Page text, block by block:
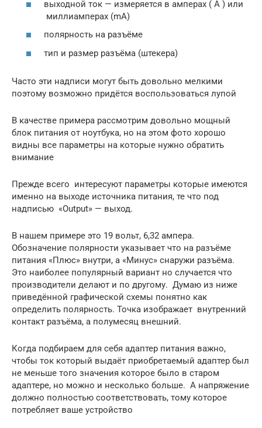
выходной ток — измеряется в амперах ( А ) или
миллиамперах (mA)
полярность на разъёме
тип и размер разъёма (штекера)
Часто эти надписи могут быть довольно мелкими
поэтому возможно придётся воспользоваться лупой
В качестве примера рассмотрим довольно мощный
блок питания от ноутбука, но на этом фото хорошо
видны все параметры на которые нужно обратить
внимание
Прежде всего интересуют параметры которые имеются
именно на выходе источника питания, те что под
надписью «Output» — выход.
В нашем примере это 19 вольт, 6,32 ампера.
Обозначение полярности указывает что на разъёме
питания «Плюс» внутри, а «Минус» снаружи разъёма.
Это наиболее популярный вариант но случается что
производители делают и по другому. Думаю из ниже
приведённой графической схемы понятно как
определить полярность. Точка изображает внутренний
контакт разъёма, а полумесяц внешний.
Когда подбираем для себя адаптер питания важно,
чтобы ток который выдаёт приобретаемый адаптер был
не меньше того значения которое было в старом
адаптере, но можно и несколько больше. А напряжение
должно полностью соответствовать, тому которое
потребляет ваше устройство